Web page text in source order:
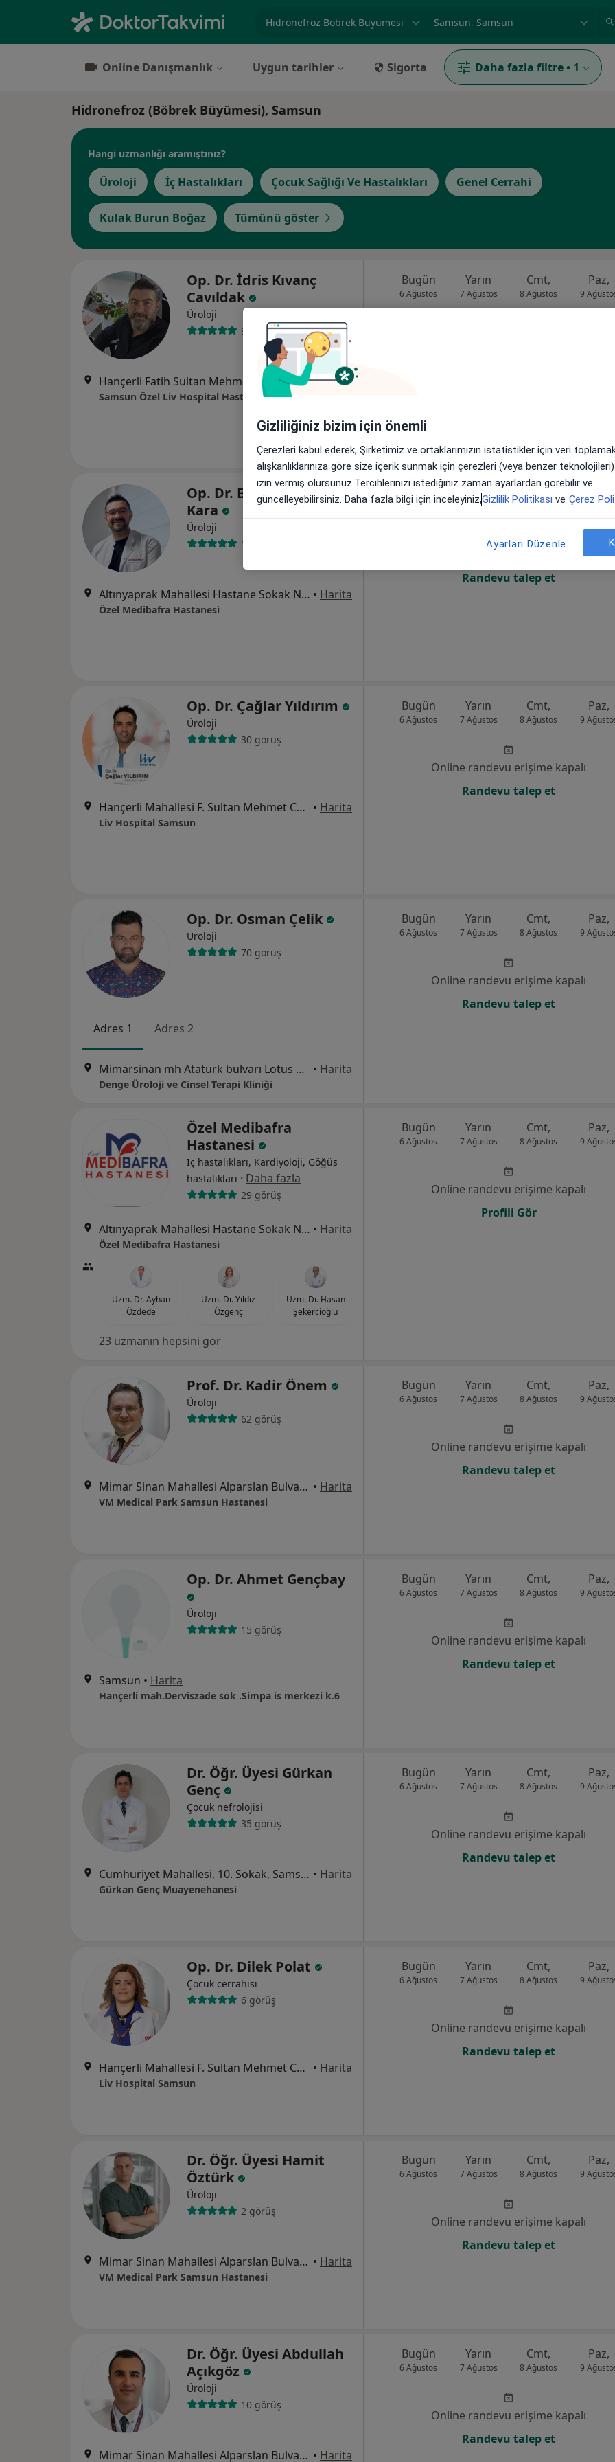
Online Danışmanlık Uygun tarihler Sigorta Daha fazla filtre • 1
Hidronefroz (Böbrek Büyümesi), Samsun
Hangi uzmanlığı aramıştınız?
Üroloji İç Hastalıkları Çocuk Sağlığı Ve Hastalıkları Genel Cerrahi
Kulak Burun Boğaz Tümünü göster
Op. Dr. İdris Kıvanç
Cavıldak
Üroloji
93 görüş
Hançerli Fatih Sultan Mehmet cad. No:155, Samsun •Harita
Samsun Özel Liv Hospital Hastanesi
Bugün
6 Ağustos
Yarın
7 Ağustos
Cmt,
8 Ağustos
Paz,
9
Op. Dr. Burak Yavuz
Kara
Üroloji
14 görüş
Altınyaprak Mahallesi Hastane Sokak No: 27, Bafra • Harita
Özel Medibafra Hastanesi
Bugün
6 Ağustos
Yarın
7 Ağustos
Cmt,
8 Ağustos
Paz,
9
Online randevu erişime kapalı
Randevu talep et
Op. Dr. Çağlar Yıldırım
Üroloji
30 görüş
Hançerli Mahallesi F. Sultan Mehmet Caddesi No:155, İlkadım • Harita
Liv Hospital Samsun
Bugün
6 Ağustos
Yarın
7 Ağustos
Cmt,
8 Ağustos
Paz,
9
Online randevu erişime kapalı
Randevu talep et
Op. Dr. Osman Çelik
Üroloji
70 görüş
Adres 1 Adres 2
Mimarsinan mh Atatürk bulvarı Lotus evleri No:257 Kat:1 Daire:5, Samsun • Harita
Denge Üroloji ve Cinsel Terapi Kliniği
Bugün
6 Ağustos
Yarın
7 Ağustos
Cmt,
8 Ağustos
Paz,
9
Online randevu erişime kapalı
Randevu talep et
Özel Medibafra
Hastanesi
İç hastalıkları, Kardiyoloji, Göğüs
hastalıkları · Daha fazla
29 görüş
Altınyaprak Mahallesi Hastane Sokak No: 27, Bafra • Harita
Özel Medibafra Hastanesi
Uzm. Dr. Ayhan
Özdede
Uzm. Dr. Yıldız
Özgenç
Uzm. Dr. Hasan
Şekercioğlu
23 uzmanın hepsini gör
Bugün
6 Ağustos
Yarın
7 Ağustos
Cmt,
8 Ağustos
Paz,
9
Online randevu erişime kapalı
Profili Gör
Prof. Dr. Kadir Önem
Üroloji
62 görüş
Mimar Sinan Mahallesi Alparslan Bulvarı No:17, Atakum • Harita
VM Medical Park Samsun Hastanesi
Bugün
6 Ağustos
Yarın
7 Ağustos
Cmt,
8 Ağustos
Paz,
9
Online randevu erişime kapalı
Randevu talep et
Op. Dr. Ahmet Gençbay
Üroloji
15 görüş
Samsun • Harita
Hançerli mah.Derviszade sok .Simpa is merkezi k.6
Bugün
6 Ağustos
Yarın
7 Ağustos
Cmt,
8 Ağustos
Paz,
9
Online randevu erişime kapalı
Randevu talep et
Dr. Öğr. Üyesi Gürkan
Genç
Çocuk nefrolojisi
35 görüş
Cumhuriyet Mahallesi, 10. Sokak, Samsun • Harita
Gürkan Genç Muayenehanesi
Bugün
6 Ağustos
Yarın
7 Ağustos
Cmt,
8 Ağustos
Paz,
9
Online randevu erişime kapalı
Randevu talep et
Op. Dr. Dilek Polat
Çocuk cerrahisi
6 görüş
Hançerli Mahallesi F. Sultan Mehmet Caddesi No:155, İlkadım • Harita
Liv Hospital Samsun
Bugün
6 Ağustos
Yarın
7 Ağustos
Cmt,
8 Ağustos
Paz,
9
Online randevu erişime kapalı
Randevu talep et
Dr. Öğr. Üyesi Hamit
Öztürk
Üroloji
2 görüş
Mimar Sinan Mahallesi Alparslan Bulvarı No:17, Atakum • Harita
VM Medical Park Samsun Hastanesi
Bugün
6 Ağustos
Yarın
7 Ağustos
Cmt,
8 Ağustos
Paz,
9
Online randevu erişime kapalı
Randevu talep et
Dr. Öğr. Üyesi Abdullah
Açıkgöz
Üroloji
10 görüş
Mimar Sinan Mahallesi Alparslan Bulvarı No:17, Atakum • Harita
Bugün
6 Ağustos
Yarın
7 Ağustos
Cmt,
8 Ağustos
Paz,
9
Online randevu erişime kapalı
Randevu talep et
Gizliliğiniz bizim için önemli
Çerezleri kabul ederek, Şirketimiz ve ortaklarımızın istatistikler için veri
alışkanlıklarınıza göre size içerik sunmak için çerezleri (veya benzer
izin vermiş olursunuz.Tercihlerinizi istediğiniz zaman ayarlardan görebilir ve
güncelleyebilirsiniz. Daha fazla bilgi için inceleyiniz,Gizlilik Politikası ve Çerez
Ayarları Düzenle